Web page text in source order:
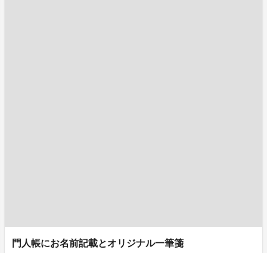
門人帳にお名前記載とオリジナル一筆箋